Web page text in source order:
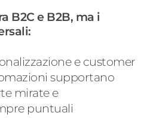
B2C e B2B, ma i
e customer
supportano
mirate e
puntuali